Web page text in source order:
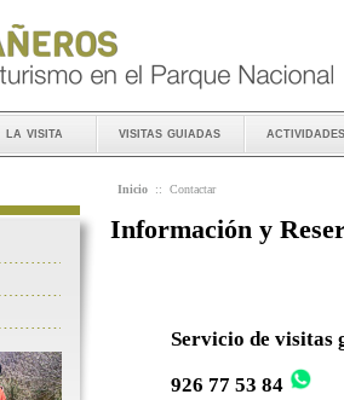
la visita visitas guiadas actividades
Inicio :: Contactar
Información y
Servicio de visitas
926 77 53 84